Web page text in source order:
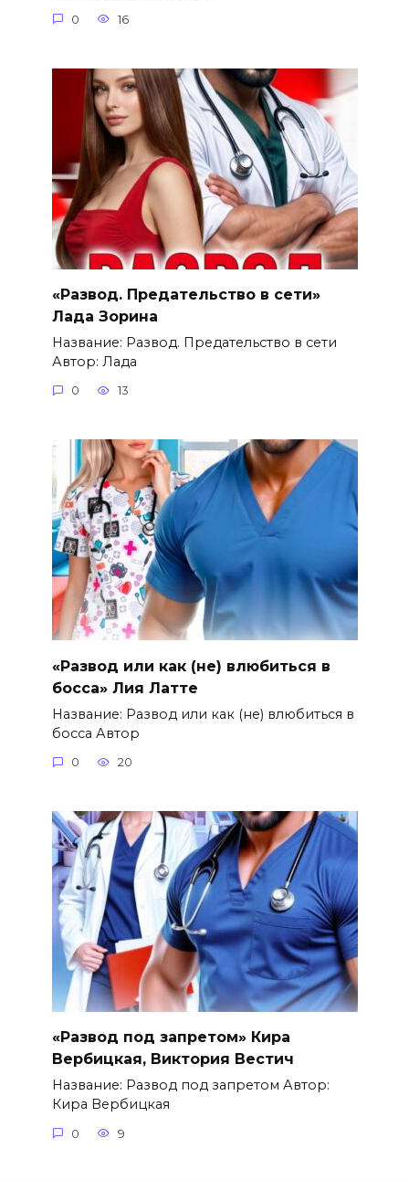
0 16
«Развод. Предательство в сети»
Лада Зорина
Название: Развод. Предательство в сети
Автор: Лада
0 13
«Развод или как (не) влюбиться в
босса» Лия Латте
Название: Развод или как (не) влюбиться в
босса Автор
0 20
«Развод под запретом» Кира
Вербицкая, Виктория Вестич
Название: Развод под запретом Автор:
Кира Вербицкая
0 9